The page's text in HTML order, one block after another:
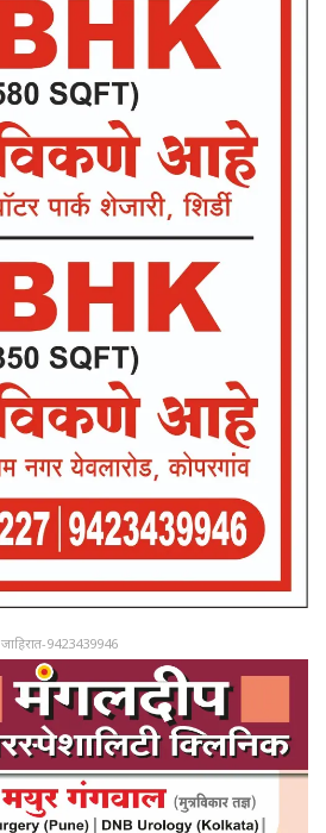
जाहिरात-9423439946